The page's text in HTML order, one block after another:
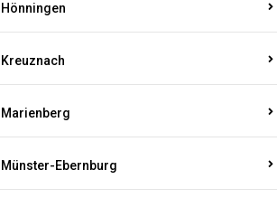
Marienberg
Ebernburg